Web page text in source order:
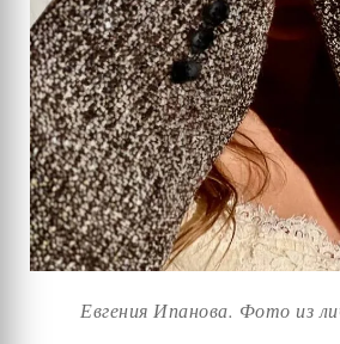
Евгения Ипанова. Фото из